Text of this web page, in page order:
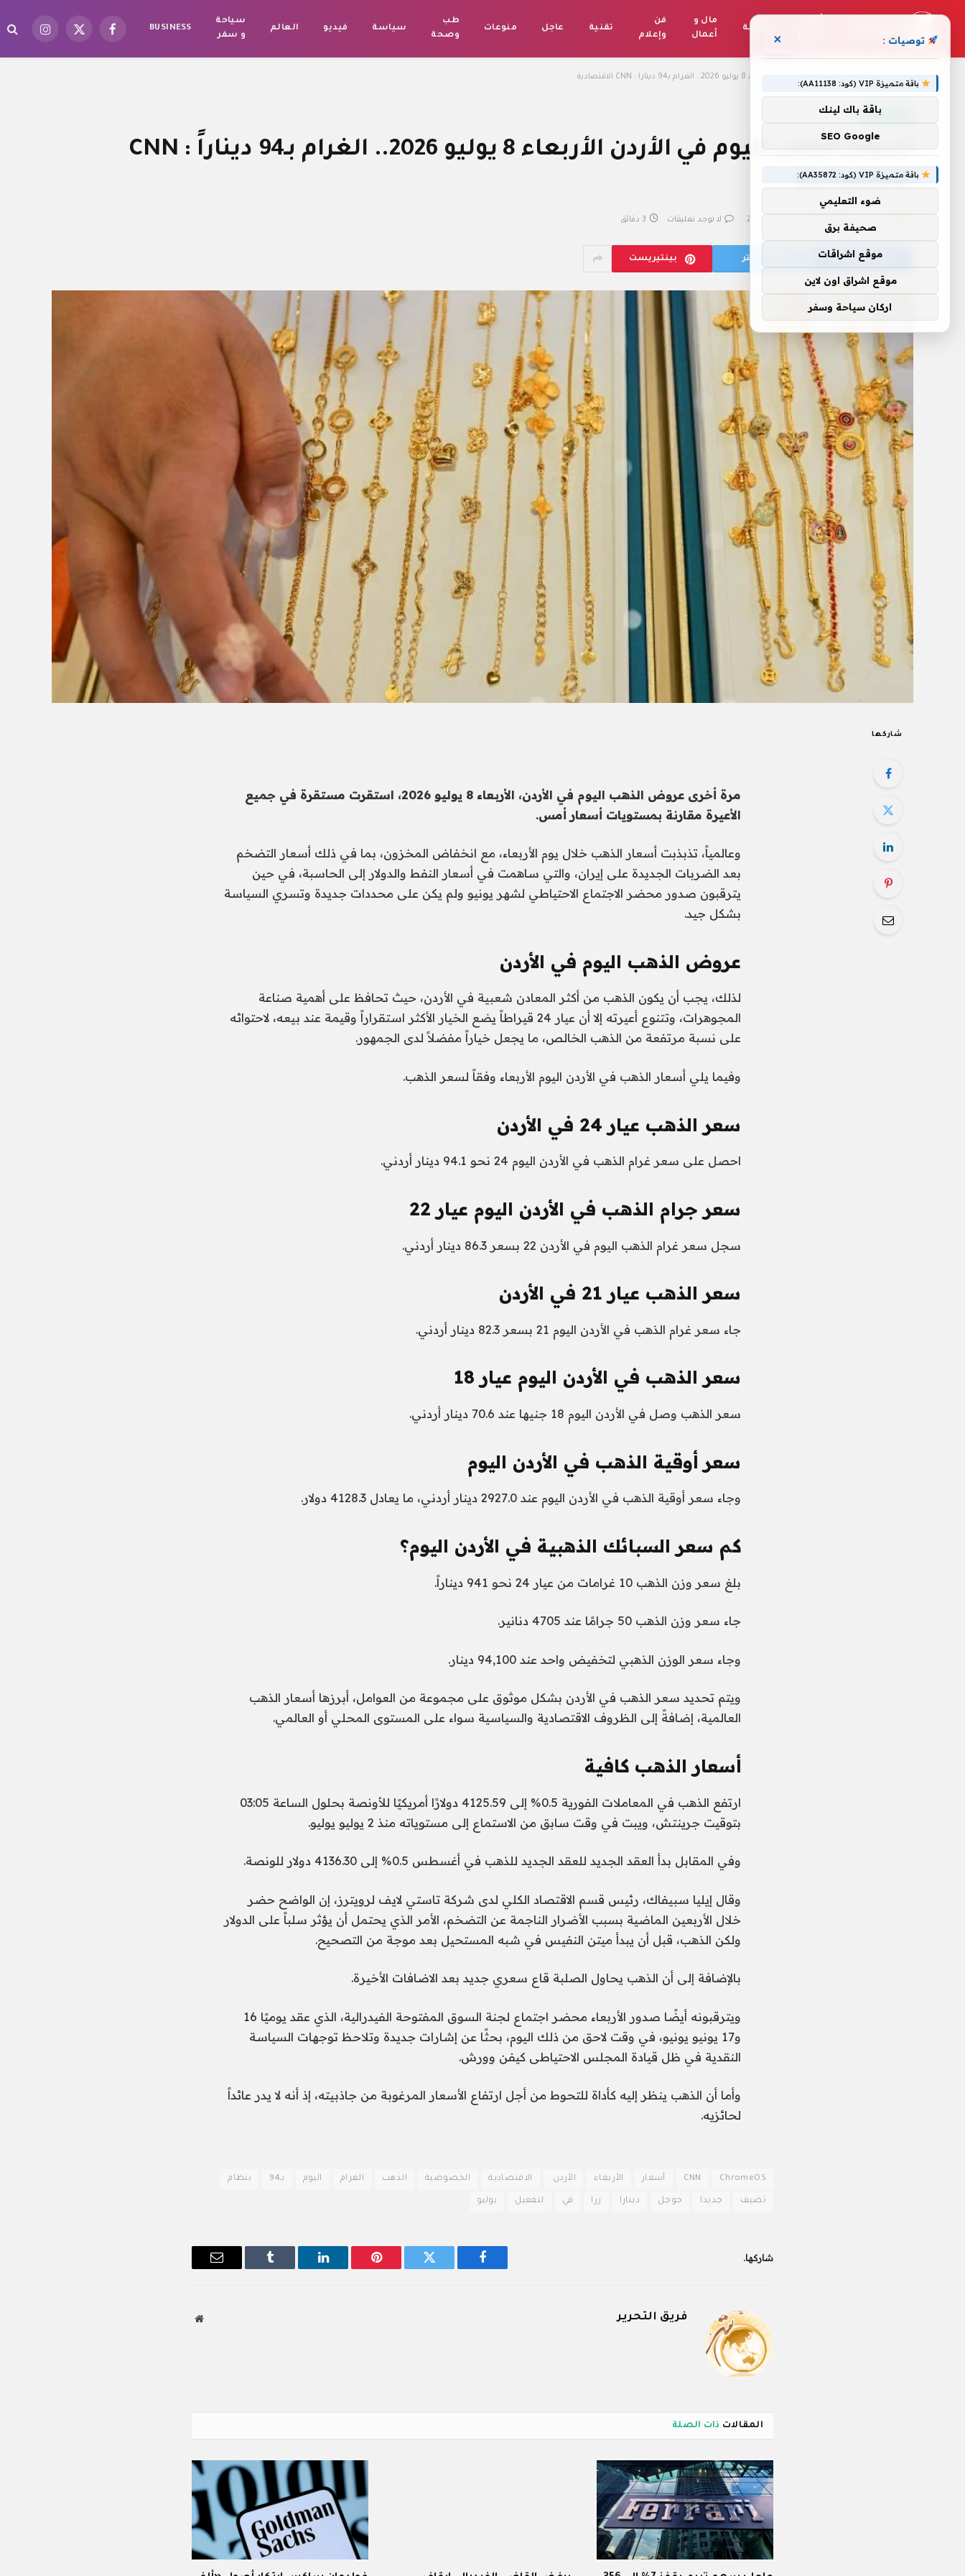
رياضة
مال و
أعمال
فن
وإعلام
تقنية عاجل منوعات
طب
وصحة
سياسة فيديو العالم
سياحة
و سفر
BUSINESS فيسبوكX
الانستغرام
أسعار الذهب اليوم في الأردن الأربعاء 8 يوليو 2026.. الغرام بـ94 ديناراً : CNN الاقتصادية
مال و أعمال
أسعار الذهب اليوم في الأردن الأربعاء 8 يوليو 2026.. الغرام بـ94 ديناراً : CNN
الاقتصادية
لا توجد تعليقات 3 دقائق
فيسبوك تويتر بينتيريست
شاركها
مرة أخرى عروض الذهب
اليوم في الأردن، الأربعاء 8 يوليو 2026، استقرت مستقرة في جميع
الأعيرة مقارنة بمستويات أسعار أمس.
وعالمياً، تذبذبت أسعار الذهب خلال يوم الأربعاء، مع انخفاض المخزون، بما في ذلك أسعار التضخم
بعد الضربات الجديدة على إيران، والتي ساهمت في أسعار النفط والدولار إلى الحاسبة، في حين
يترقبون صدور محضر الاجتماع الاحتياطي لشهر يونيو ولم يكن على محددات جديدة وتسري السياسة
بشكل جيد.
عروض الذهب اليوم في الأردن
لذلك، يجب أن يكون الذهب من أكثر المعادن شعبية في الأردن، حيث تحافظ على أهمية صناعة
المجوهرات، وتتنوع أعيرته إلا أن عيار 24 قيراطاً يضع الخيار الأكثر استقراراً وقيمة عند بيعه، لاحتوائه
على نسبة مرتفعة من الذهب الخالص، ما يجعل خياراً مفضلاً لدى الجمهور.
وفيما يلي أسعار الذهب في الأردن اليوم الأربعاء وفقاً لسعر الذهب.
سعر الذهب عيار 24 في الأردن
احصل على سعر غرام الذهب في الأردن اليوم 24 نحو 94.1 دينار أردني.
سعر جرام الذهب في الأردن اليوم عيار 22
سجل سعر غرام الذهب اليوم في الأردن 22 بسعر 86.3 دينار أردني.
سعر الذهب عيار 21 في الأردن
جاء سعر غرام الذهب في الأردن اليوم 21 بسعر 82.3 دينار أردني.
سعر الذهب في الأردن اليوم عيار 18
سعر الذهب وصل في الأردن اليوم 18 جنيها عند 70.6 دينار أردني.
سعر أوقية الذهب في الأردن اليوم
وجاء سعر أوقية الذهب في الأردن اليوم عند 2927.0 دينار أردني، ما يعادل 4128.3 دولار.
كم سعر السبائك الذهبية في الأردن اليوم؟
بلغ سعر وزن الذهب 10 غرامات من عيار 24 نحو 941 ديناراً.
جاء سعر وزن الذهب 50 جرامًا عند 4705 دنانير.
وجاء سعر الوزن الذهبي لتخفيض واحد عند 94,100 دينار.
ويتم تحديد سعر الذهب في الأردن بشكل موثوق على مجموعة من العوامل، أبرزها أسعار الذهب
العالمية، إضافةً إلى الظروف الاقتصادية والسياسية سواء على المستوى المحلي أو العالمي.
أسعار الذهب كافية
ارتفع الذهب في المعاملات الفورية 0.5% إلى 4125.59 دولارًا أمريكيًا للأونصة بحلول الساعة 03:05
بتوقيت جرينتش، ويبت في وقت سابق من الاستماع إلى مستوياته منذ 2 يوليو يوليو.
وفي المقابل بدأ العقد الجديد للعقد الجديد للذهب في أغسطس 0.5% إلى 4136.30 دولار للونصة.
وقال إيليا سبيفاك، رئيس قسم الاقتصاد الكلي لدى شركة تاستي لايف لرويترز، إن الواضح حضر
خلال الأربعين الماضية بسبب الأضرار الناجمة عن التضخم، الأمر الذي يحتمل أن يؤثر سلباً على الدولار
ولكن الذهب، قبل أن يبدأ ميتن النفيس في شبه المستحيل بعد موجة من التصحيح.
بالإضافة إلى أن الذهب يحاول الصلبة قاع سعري جديد بعد الاضافات الأخيرة.
ويترقبونه أيضًا صدور الأربعاء محضر اجتماع لجنة السوق المفتوحة الفيدرالية، الذي عقد يوميًا 16
و17 يونيو يونيو، في وقت لاحق من ذلك اليوم، بحثًا عن إشارات جديدة وتلاحظ توجهات السياسة
النقدية في ظل قيادة المجلس الاحتياطى كيفن وورش.
وأما أن الذهب ينظر إليه كأداة للتحوط من أجل ارتفاع الأسعار المرغوبة من جاذبيته، إذ أنه لا يدر عائداً
لحائزيه.
ChromeOS
CNN أسعار الأربعاء الأردن. الاقتصادية الخصوصية الذهب الغرام اليوم بـ94 بنظام
تضيف جديدا جوجل دينارا زرا في لتفعيل يوليو
شاركها.
فيسبوك تويتر بينتيريستلينكدإن Tumblr
البريد
فريق التحرير
موقع
المقالات ذات الصلة
توصيات : ×
باقة متميزة VIP (كود: AA11138):
باقة باك لينك
SEO Google
باقة متميزة VIP (كود: AA35872):
ضوء التعليمي
صحيفة برق
موقع اشراقات
موقع اشراق اون لاين
اركان سياحة وسفر